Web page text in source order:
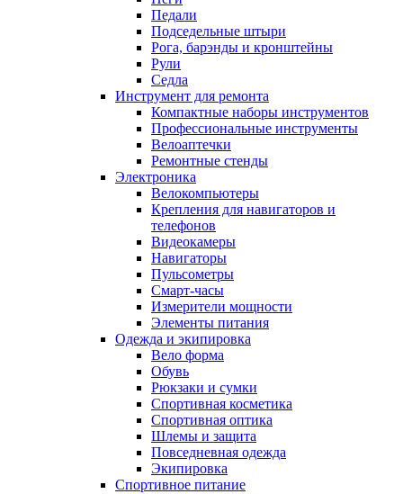
Педали
Подседельные штыри
Рога, барэнды и кронштейны
Рули
Седла
Инструмент для ремонта
Компактные наборы инструментов
Профессиональные инструменты
Велоаптечки
Ремонтные стенды
Электроника
Велокомпьютеры
Крепления для навигаторов и
телефонов
Видеокамеры
Навигаторы
Пульсометры
Смарт-часы
Измерители мощности
Элементы питания
Одежда и экипировка
Вело форма
Обувь
Рюкзаки и сумки
Спортивная косметика
Спортивная оптика
Шлемы и защита
Повседневная одежда
Экипировка
Спортивное питание